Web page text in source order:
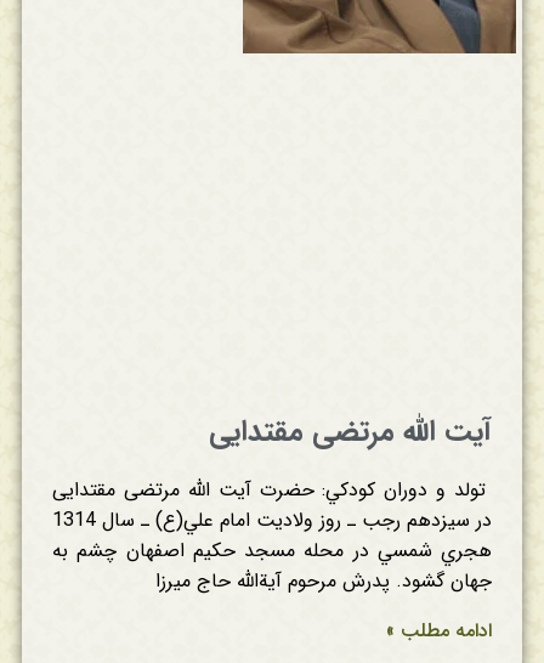
آیت الله مرتضی مقتدایی
تولد و دوران‌ كودكي‌: حضرت آیت الله مرتضی مقتدایی‌
در سيزدهم‌ رجب‌ ـ روز ولاديت‌ امام‌ علي‌(ع‌) ـ سال‌ 1314
هجري‌ شمسي‌ در محله‌ مسجد حكيم‌ اصفهان‌ چشم‌ به‌
جهان‌ گشود. پدرش‌ مرحوم‌ آية‌الله‌ حاج‌ ميرزا
ادامه مطلب »